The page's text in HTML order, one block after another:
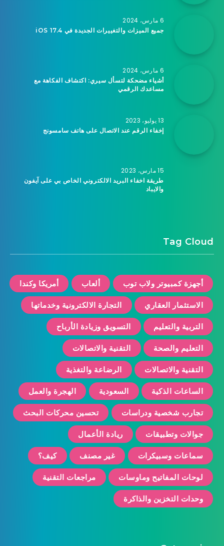
6 مارس، 2024
جميع الميزات والتغييرات الجديدة في iOS 17.4
6 مارس، 2024
أشياء مضحكة لتسأل سيري: اكتشاف الفكاهة مع
مساعدك الرقمي
13 يوليو، 2023
إخفاء الرقم عند الاتصال على هاتف سامسونج
15 مارس، 2023
طريقة اخفاء البريد الالكتروني الخاص بي على آيفون
والايباد
Tag Cloud
أجهزة كمبيوتر ولاب توب ألعاب أمريكا وكندا
الاستثمار العقاري التجارة الالكترونية وخدماتها
التربية والتعليم التسويق وزيادة الأرباح
التعليم والصحة التقنية والاتصالات
التقنية والاتصالات الرضاعة والتغذية
الساعات الذكية السعودية الهجرة والعمل
تجارب شخصية ودراسات تحسين محركات البحث
جوالات وتطبيقات ريادة الأعمال
سماعات وسبيكرات غير مصنف كيف؟
لوحات المفاتيح وماوسات مراجعات التقنية
وحدات التخزين والذاكرة